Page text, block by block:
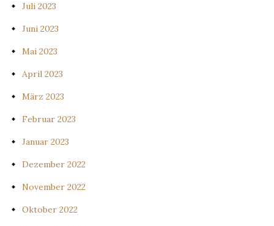
Juli 2023
Juni 2023
Mai 2023
April 2023
März 2023
Februar 2023
Januar 2023
Dezember 2022
November 2022
Oktober 2022